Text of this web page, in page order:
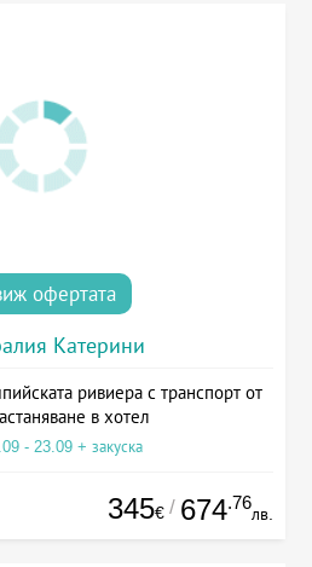
офертата
Катерини
ривиера с транспорт от
в хотел
- 23.09 + закуска
345€ / 674.76
лв.